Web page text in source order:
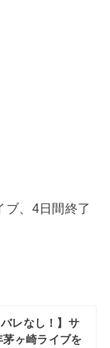
ブ、4日間終了
バレなし！】サ
ヶ崎ライブを